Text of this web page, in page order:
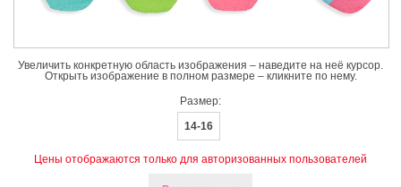
Увеличить конкретную область изображения – наведите на неё курсор.
Открыть изображение в полном размере – кликните по нему.
Размер:
14-16
Цены отображаются только для авторизованных пользователей